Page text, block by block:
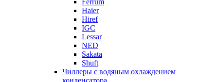
Ferrum
Haier
Hiref
IGC
Lessar
NED
Sakata
Shuft
Чиллеры с водяным охлаждением
конденсатора